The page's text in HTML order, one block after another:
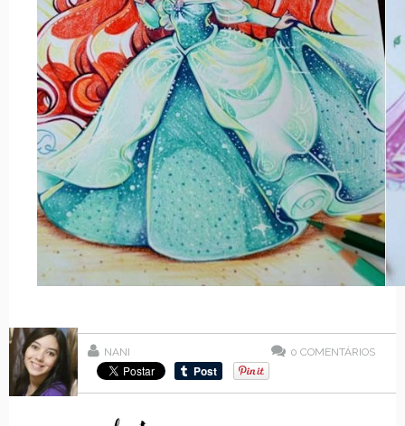
NANI 0 COMENTÁRIOS